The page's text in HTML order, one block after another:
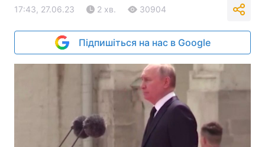
17:43, 27.06.23 2 хв. 30904
Підпишіться на нас в Google